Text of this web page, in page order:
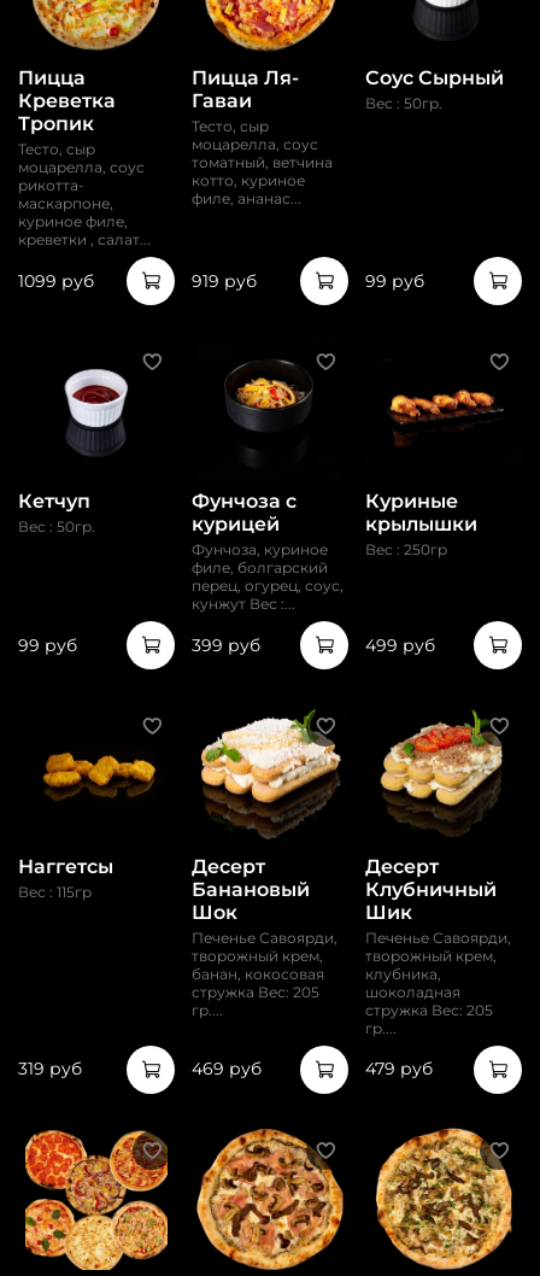
Пицца
Креветка
Тропик
Тесто, сыр
моцарелла, соус
рикотта-
маскарпоне,
куриное филе,
креветки , салат...
1099 руб
Пицца Ля-
Гаваи
Тесто, сыр
моцарелла, соус
томатный, ветчина
котто, куриное
филе, ананас...
919 руб
Соус Сырный
Вес : 50гр.
99 руб
Кетчуп
Вес : 50гр.
99 руб
Фунчоза с
курицей
Фунчоза, куриное
филе, болгарский
перец, огурец, соус,
кунжут Вес :...
399 руб
Куриные
крылышки
Вес : 250гр
499 руб
Наггетсы
Вес : 115гр
319 руб
Десерт
Банановый
Шок
Печенье Савоярди,
творожный крем,
банан, кокосовая
стружка Вес: 205
гр....
469 руб
Десерт
Клубничный
Шик
Печенье Савоярди,
творожный крем,
клубника,
шоколадная
стружка Вес: 205
гр....
479 руб